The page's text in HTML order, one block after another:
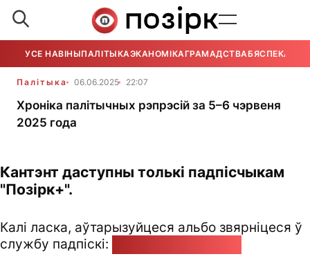
УСЕ НАВІНЫПАЛІТЫКАЭКАНОМІКАГРАМАДСТВАБЯСПЕКА
Палітыка 06.06.2025 22:07
Хроніка палітычных рэпрэсій за 5–6 чэрвеня
2025 года
Кантэнт даступны толькі падпісчыкам
"Позірк+".
Калі ласка, аўтарызуйцеся альбо звярніцеся ў
службу падпіскі: